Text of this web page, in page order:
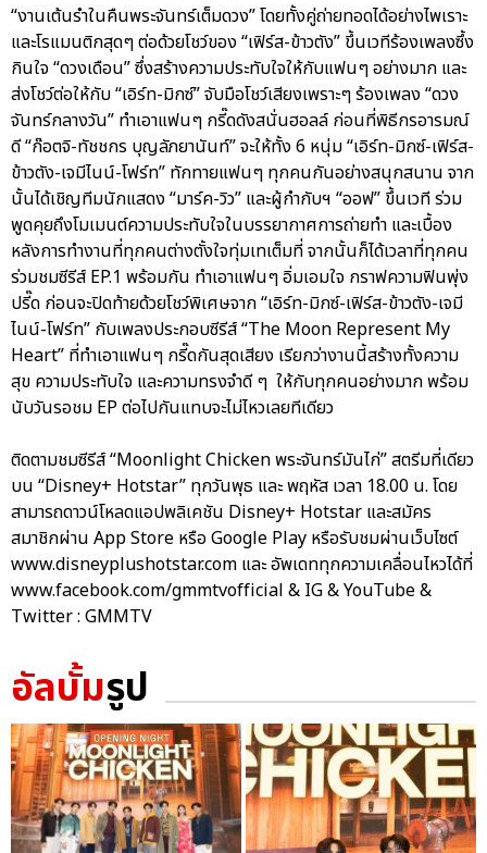
“งานเต้นรำในคืนพระจันทร์เต็มดวง” โดยทั้งคู่ถ่ายทอดได้อย่างไพเราะ
และโรแมนติกสุดๆ ต่อด้วยโชว์ของ “เฟิร์ส-ข้าวตัง” ขึ้นเวทีร้องเพลงซึ้ง
กินใจ “ดวงเดือน” ซึ่งสร้างความประทับใจให้กับแฟนๆ อย่างมาก และ
ส่งโชว์ต่อให้กับ “เอิร์ท-มิกซ์” จับมือโชว์เสียงเพราะๆ ร้องเพลง “ดวง
จันทร์กลางวัน” ทำเอาแฟนๆ กรี๊ดดังสนั่นฮอลล์ ก่อนที่พิธีกรอารมณ์
ดี “ก๊อตจิ-ทัชชกร บุญลัภยานันท์” จะให้ทั้ง 6 หนุ่ม “เอิร์ท-มิกซ์-เฟิร์ส-
ข้าวตัง-เจมีไนน์-โฟร์ท” ทักทายแฟนๆ ทุกคนกันอย่างสนุกสนาน จาก
นั้นได้เชิญทีมนักแสดง “มาร์ค-วิว” และผู้กำกับฯ “ออฟ” ขึ้นเวที ร่วม
พูดคุยถึงโมเมนต์ความประทับใจในบรรยากาศการถ่ายทำ และเบื้อง
หลังการทำงานที่ทุกคนต่างตั้งใจทุ่มเทเต็มที่ จากนั้นก็ได้เวลาที่ทุกคน
ร่วมชมซีรีส์ EP.1 พร้อมกัน ทำเอาแฟนๆ อิ่มเอมใจ กราฟความฟินพุ่ง
ปรี๊ด ก่อนจะปิดท้ายด้วยโชว์พิเศษจาก “เอิร์ท-มิกซ์-เฟิร์ส-ข้าวตัง-เจมี
ไนน์-โฟร์ท” กับเพลงประกอบซีรีส์ “The Moon Represent My
Heart” ที่ทำเอาแฟนๆ กรี๊ดกันสุดเสียง เรียกว่างานนี้สร้างทั้งความ
สุข ความประทับใจ และความทรงจำดี ๆ ให้กับทุกคนอย่างมาก พร้อม
นับวันรอชม EP ต่อไปกันแทบจะไม่ไหวเลยทีเดียว
ติดตามชมซีรีส์ “Moonlight Chicken พระจันทร์มันไก่” สตรีมที่เดียว
บน “Disney+ Hotstar” ทุกวันพุธ และ พฤหัส เวลา 18.00 น. โดย
สามารถดาวน์โหลดแอปพลิเคชัน Disney+ Hotstar และสมัคร
สมาชิกผ่าน App Store หรือ Google Play หรือรับชมผ่านเว็บไซต์
www.disneyplushotstar.com และ อัพเดททุกความเคลื่อนไหวได้ที่
www.facebook.com/gmmtvofficial & IG & YouTube &
Twitter : GMMTV
อัลบั้มรูป